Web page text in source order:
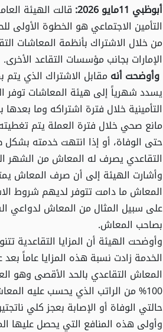
أبوظبي 11مايو 2026:
قالت الهيئة
التأمين الاجتماعي هو الخطوة الأولى
من خلال الاشتراك بأنظمة المعاشات
الإمارات بجانب مؤسسات التقاعد الأخرى.
وأوضحت أنه مقابل الاشتراك الذي
يسدد شهرياً إلى هيئة المعاشات توفر
التأمينية خلال فترة اشتراكه وما
مانع صحي خلال فترة العملة يتم
حتى الوفاة، أو إذا انتهت خدمته
التقاعدي يصرف له المعاش من الشهر
وأشارت الهيئة إلى أن صرف المعاش
المعاش ما دامت تتوفر لديهم شروط
على سبيل المثال من المعاش لدواعي
بصاحب المعاش.
وأوضحت الهيئة أن المزايا التقاعدية
الخدمة زادت نسبة هذه المزايا عاماً
100% من الراتب الذي يحسب عليه
حالتي الوفاة أو الإصابة بعجز كلي
وأولى هذه المنافع التي يحصل عليها